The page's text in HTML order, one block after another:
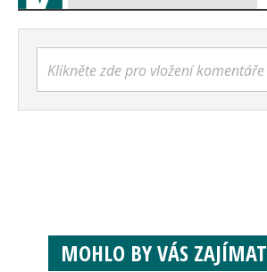
Klikněte zde pro vložení komentáře
MOHLO BY VÁS ZAJÍMAT